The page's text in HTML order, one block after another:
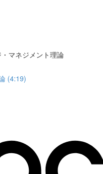
マネジメント理論
(4:19)